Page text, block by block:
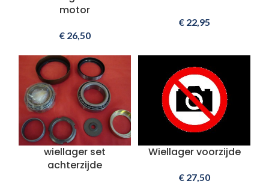
motor
€26,50
€22,95
wiellager set
achterzijde
Wiellager voorzijde
€27,50